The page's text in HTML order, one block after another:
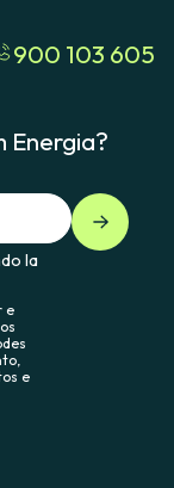
900 103 605
Energia?
la
e
e